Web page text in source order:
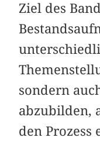
Ziel des
sondern
abzubilden,
den Prozess